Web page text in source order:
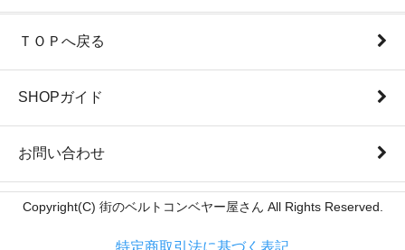
ＴＯＰへ戻る
SHOPガイド
お問い合わせ
Copyright(C) 街のベルトコンベヤー屋さん All Rights Reserved.
特定商取引法に基づく表記